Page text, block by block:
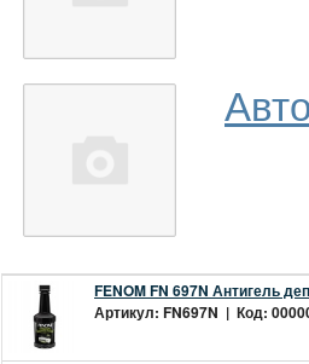
FENOM FN 697N Антигель
Артикул: FN697N | Код: